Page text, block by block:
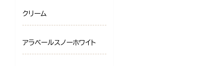
クリーム
アラベールスノーホワイト